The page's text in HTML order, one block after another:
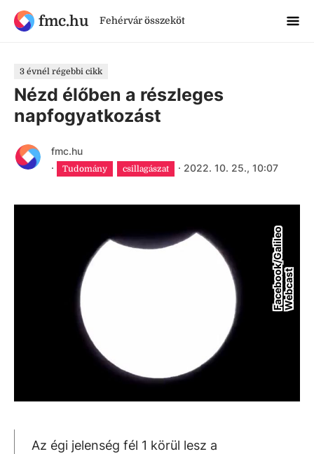
fmc.hu Fehérvár összeköt
3 évnél régebbi cikk
Nézd élőben a részleges
napfogyatkozást
fmc.hu
·
Tudomány csillagászat · 2022. 10. 25., 10:07
F
a
c
e
b
oo
k
/
G
a
l
i
l
e
o
W
e
b
c
a
st
Az égi jelenség fél 1 körül lesz a